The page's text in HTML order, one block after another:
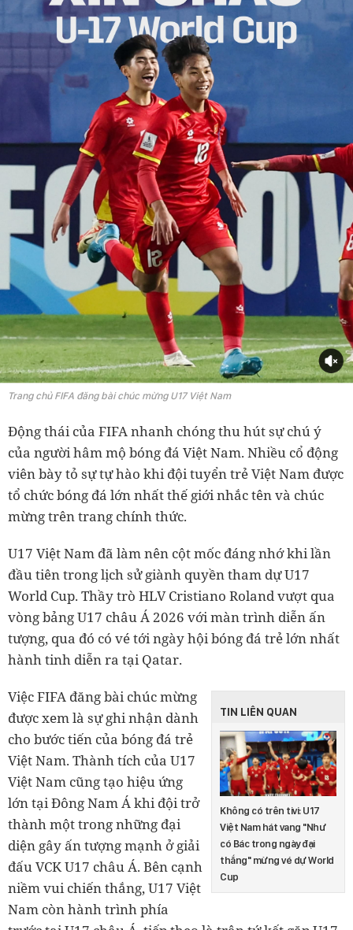
Trang chủ FIFA đăng bài chúc mừng U17 Việt Nam
Động thái của FIFA nhanh chóng thu hút sự chú ý
của người hâm mộ bóng đá Việt Nam. Nhiều cổ động
viên bày tỏ sự tự hào khi đội tuyển trẻ Việt Nam được
tổ chức bóng đá lớn nhất thế giới nhắc tên và chúc
mừng trên trang chính thức.
U17 Việt Nam đã làm nên cột mốc đáng nhớ khi lần
đầu tiên trong lịch sử giành quyền tham dự U17
World Cup. Thầy trò HLV Cristiano Roland vượt qua
vòng bảng U17 châu Á 2026 với màn trình diễn ấn
tượng, qua đó có vé tới ngày hội bóng đá trẻ lớn nhất
hành tinh diễn ra tại Qatar.
TIN LIÊN QUAN
Không có trên tivi: U17
Việt Nam hát vang "Như
có Bác trong ngày đại
thắng" mừng vé dự World
Cup
Việc FIFA đăng bài chúc mừng
được xem là sự ghi nhận dành
cho bước tiến của bóng đá trẻ
Việt Nam. Thành tích của U17
Việt Nam cũng tạo hiệu ứng
lớn tại Đông Nam Á khi đội trở
thành một trong những đại
diện gây ấn tượng mạnh ở giải
đấu VCK U17 châu Á. Bên cạnh
niềm vui chiến thắng, U17 Việt
Nam còn hành trình phía